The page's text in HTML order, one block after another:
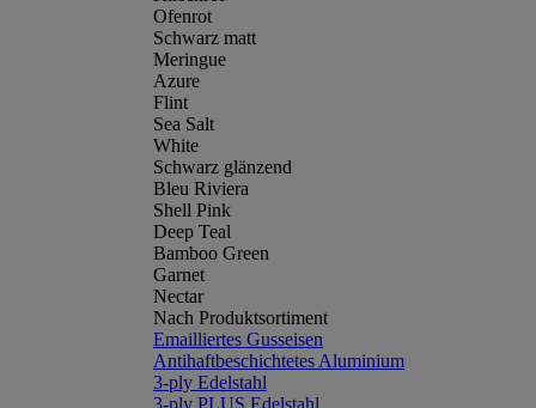
Ofenrot
Schwarz matt
Meringue
Azure
Flint
Sea Salt
White
Schwarz glänzend
Bleu Riviera
Shell Pink
Deep Teal
Bamboo Green
Garnet
Nectar
Nach Produktsortiment
Emailliertes Gusseisen
Antihaftbeschichtetes Aluminium
3-ply Edelstahl
3-ply PLUS Edelstahl